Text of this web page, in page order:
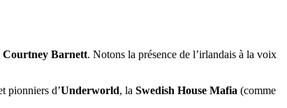
Courtney Barnett. Notons la présence de l’irlandais à la voix
pionniers d’Underworld, la Swedish House Mafia (comme